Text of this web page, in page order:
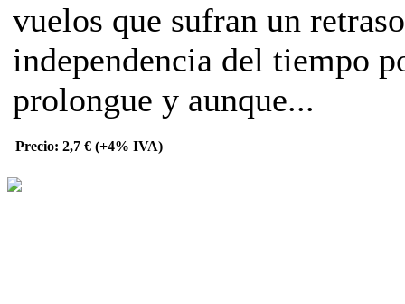
vuelos que sufran un
independencia del tiempo
prolongue y aunque...
Precio: 2,7 € (+4% IVA)